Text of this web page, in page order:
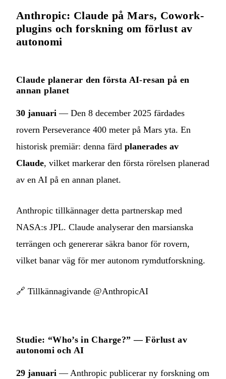
Anthropic: Claude på Mars, Cowork-
plugins och forskning om förlust av
autonomi
Claude planerar den första AI-resan på en
annan planet
30 januari — Den 8 december 2025 färdades
rovern Perseverance 400 meter på Mars yta. En
historisk premiär: denna färd planerades av
Claude, vilket markerar den första rörelsen planerad
av en AI på en annan planet.
Anthropic tillkännager detta partnerskap med
NASA:s JPL. Claude analyserar den marsianska
terrängen och genererar säkra banor för rovern,
vilket banar väg för mer autonom rymdutforskning.
🔗 Tillkännagivande @AnthropicAI
Studie: “Who’s in Charge?” — Förlust av
autonomi och AI
29 januari — Anthropic publicerar ny forskning om